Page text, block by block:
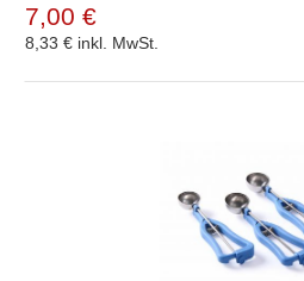
7,00 €
8,33 € inkl. MwSt.